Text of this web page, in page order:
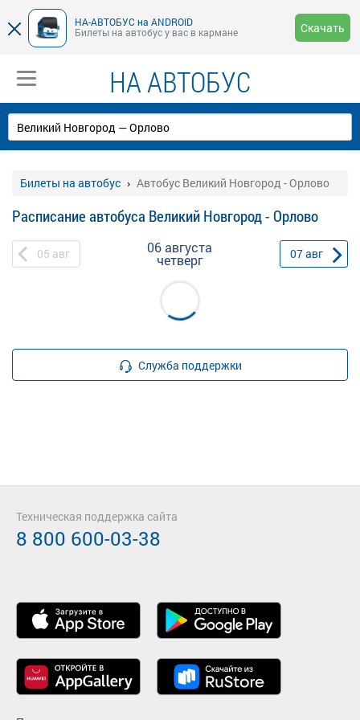
НА-АВТОБУС на ANDROID
Билеты на автобус у вас в кармане
Скачать
НА АВТОБУС
Билеты на автобус Автобус Великий Новгород - Орлово
Расписание автобуса Великий Новгород - Орлово
05 авг 06 августа
четверг 07авг
Служба поддержки
Техническая поддержка сайта
8 800 600-03-38